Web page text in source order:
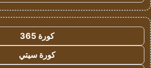
كورة 365
كورة سيتي